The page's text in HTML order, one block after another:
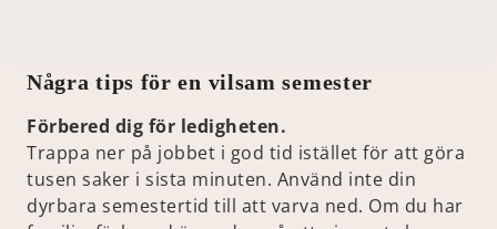
Några tips för en vilsam semester
Förbered dig för ledigheten.
Trappa ner på jobbet i god tid istället för att göra
tusen saker i sista minuten. Använd inte din
dyrbara semestertid till att varva ned. Om du har